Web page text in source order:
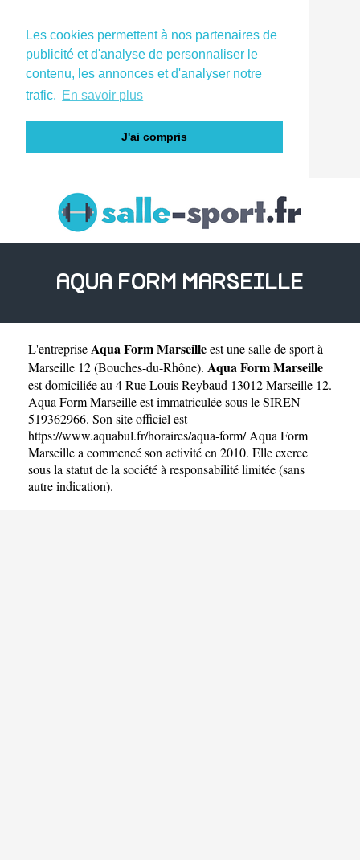
Les cookies permettent à nos partenaires de
publicité et d'analyse de personnaliser le
contenu, les annonces et d'analyser notre
trafic. En savoir plus
J'ai compris
AQUA FORM MARSEILLE
L'entrepriseAqua Form Marseilleest unesalle de sport à
Marseille 12(Bouches-du-Rhône). Aqua Form Marseille
est domiciliée au 4 Rue Louis Reybaud 13012 Marseille 12.
Aqua Form Marseille est immatriculée sous le SIREN
519362966. Son site officiel est
https://www.aquabul.fr/horaires/aqua-form/Aqua Form
Marseille a commencé son activité en 2010. Elle exerce
sous la statut de la société à responsabilité limitée (sans
autre indication).